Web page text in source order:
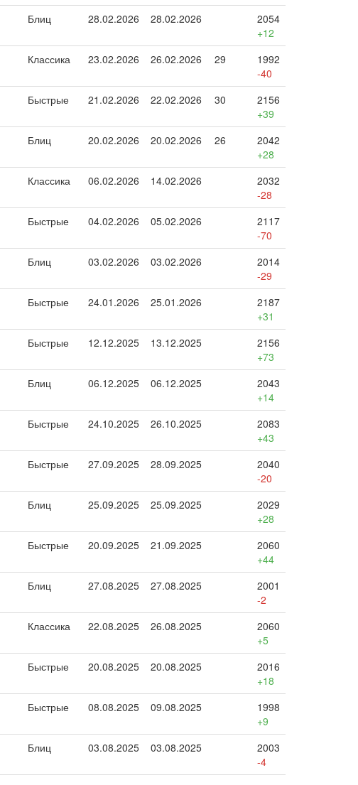
Блиц 28.02.2026 28.02.2026
2054
+12
Классика 23.02.2026 26.02.2026 29
1992
-40
Быстрые 21.02.2026 22.02.2026 30
2156
+39
Блиц 20.02.2026 20.02.2026 26
2042
+28
Классика 06.02.2026 14.02.2026
2032
-28
Быстрые 04.02.2026 05.02.2026
2117
-70
Блиц 03.02.2026 03.02.2026
2014
-29
Быстрые 24.01.2026 25.01.2026
2187
+31
Быстрые 12.12.2025 13.12.2025
2156
+73
Блиц 06.12.2025 06.12.2025
2043
+14
Быстрые 24.10.2025 26.10.2025
2083
+43
Быстрые 27.09.2025 28.09.2025
2040
-20
Блиц 25.09.2025 25.09.2025
2029
+28
Быстрые 20.09.2025 21.09.2025
2060
+44
Блиц 27.08.2025 27.08.2025
2001
-2
Классика 22.08.2025 26.08.2025
2060
+5
Быстрые 20.08.2025 20.08.2025
2016
+18
Быстрые 08.08.2025 09.08.2025
1998
+9
Блиц 03.08.2025 03.08.2025
2003
-4